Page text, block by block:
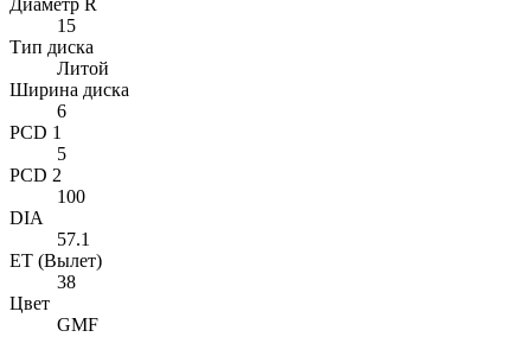
Диаметр R
15
Тип диска
Литой
Ширина диска
6
PCD 1
5
PCD 2
100
DIA
57.1
ET (Вылет)
38
Цвет
GMF